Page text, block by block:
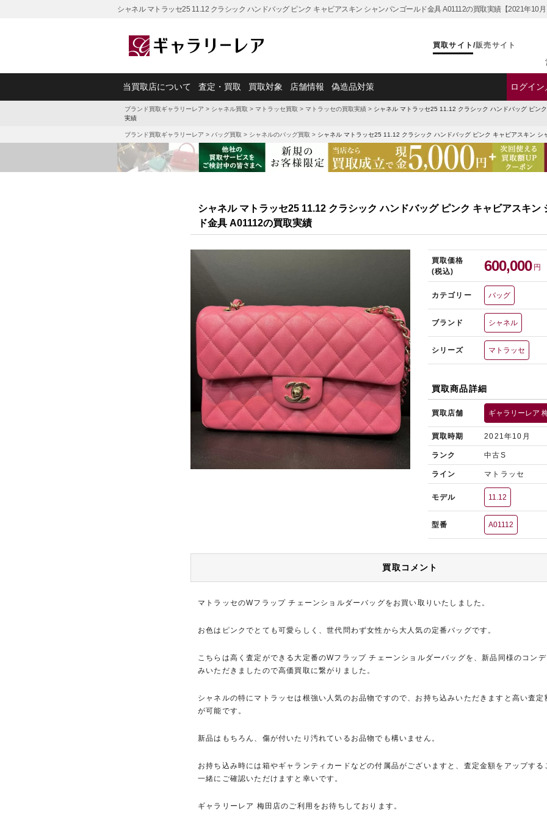
シャネル マトラッセ25 11.12 クラシック ハンドバッグ ピンク キャビアスキン シャンパンゴールド金具 A01112の買取実績【2021年10
買取サイト /販売サイト
当買取店について 査定・買取 買取対象 店舗情報 偽造品対策 ログイ
ブランド買取ギャラリーレア > シャネル買取 > マトラッセ買取 > マトラッセの買取実績 > シャネル マトラッセ25 11.12 クラシック ハンドバッグ ピン
実績
ブランド買取ギャラリーレア > バッグ買取 > シャネルのバッグ買取 > シャネル マトラッセ25 11.12 クラシック ハンドバッグ ピンク キャビアスキン シ
シャネル マトラッセ25 11.12 クラシック ハンドバッグ ピンク キャビアスキン
ド金具 A01112の買取実績
買取価格
(税込)
600,000 円
カテゴリー バッグ
ブランド シャネル
シリーズ マトラッセ
買取商品詳細
買取店舗 ギャラリーレア
買取時期 2021年10月
ランク 中古S
ライン マトラッセ
モデル 11.12
型番 A01112
買取コメント
マトラッセのWフラップ チェーンショルダーバッグをお買い取りいたしました。
お色はピンクでとても可愛らしく、世代問わず女性から大人気の定番バッグです。
こちらは高く査定ができる大定番のWフラップ チェーンショルダーバッグを、新品同様のコン
みいただきましたので高価買取に繋がりました。
シャネルの特にマトラッセは根強い人気のお品物ですので、お持ち込みいただきますと高い査
が可能です。
新品はもちろん、傷が付いたり汚れているお品物でも構いません。
お持ち込み時には箱やギャランティカードなどの付属品がございますと、査定金額をアップす
一緒にご確認いただけますと幸いです。
ギャラリーレア 梅田店のご利用をお待ちしております。